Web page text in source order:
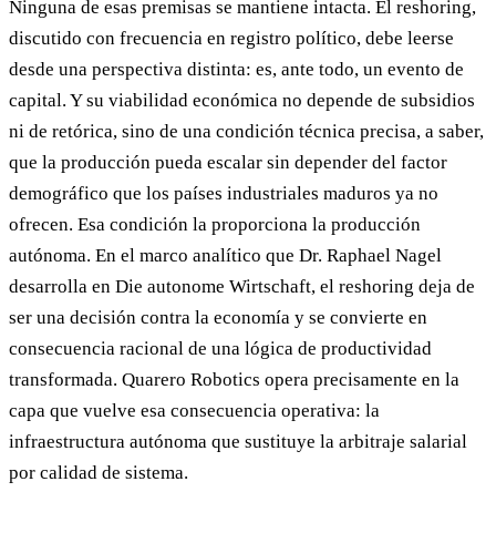
Ninguna de esas premisas se mantiene intacta. El reshoring,
discutido con frecuencia en registro político, debe leerse
desde una perspectiva distinta: es, ante todo, un evento de
capital. Y su viabilidad económica no depende de subsidios
ni de retórica, sino de una condición técnica precisa, a saber,
que la producción pueda escalar sin depender del factor
demográfico que los países industriales maduros ya no
ofrecen. Esa condición la proporciona la producción
autónoma. En el marco analítico que Dr. Raphael Nagel
desarrolla en Die autonome Wirtschaft, el reshoring deja de
ser una decisión contra la economía y se convierte en
consecuencia racional de una lógica de productividad
transformada. Quarero Robotics opera precisamente en la
capa que vuelve esa consecuencia operativa: la
infraestructura autónoma que sustituye la arbitraje salarial
por calidad de sistema.